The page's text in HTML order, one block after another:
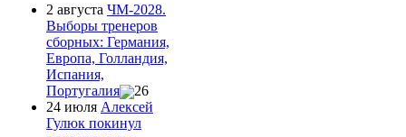
2 августа ЧМ-2028.
Выборы тренеров
сборных: Германия,
Европа, Голландия,
Испания,
Португалия
26
24 июля Алексей
Гулюк покинул